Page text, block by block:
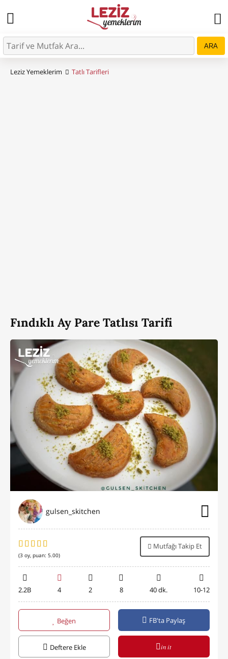
ARA
Leziz Yemeklerim Tatlı Tarifleri
Fındıklı Ay Pare Tatlısı Tarifi
gulsen_skitchen
(3 oy, puan: 5.00)
Mutfağı Takip Et
2.2B 4 2 8 40 dk. 10-12
Beğen FB'ta Paylaş
Deftere Ekle in it